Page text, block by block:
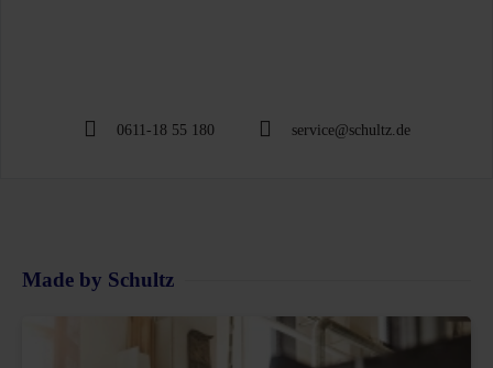
0611-18 55 180 service@schultz.de
Made by Schultz